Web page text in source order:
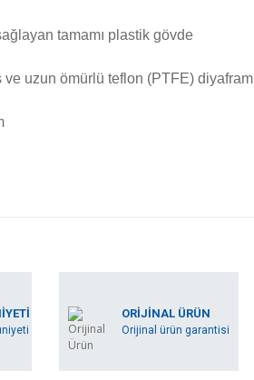
tamamı plastik gövde
ve uzun ömürlü teflon (PTFE) diyafram
Bu ürüne ilk yorumu siz yapın!
Yorum Yaz
ORİJİNAL ÜRÜN
Orijinal ürün garantisi